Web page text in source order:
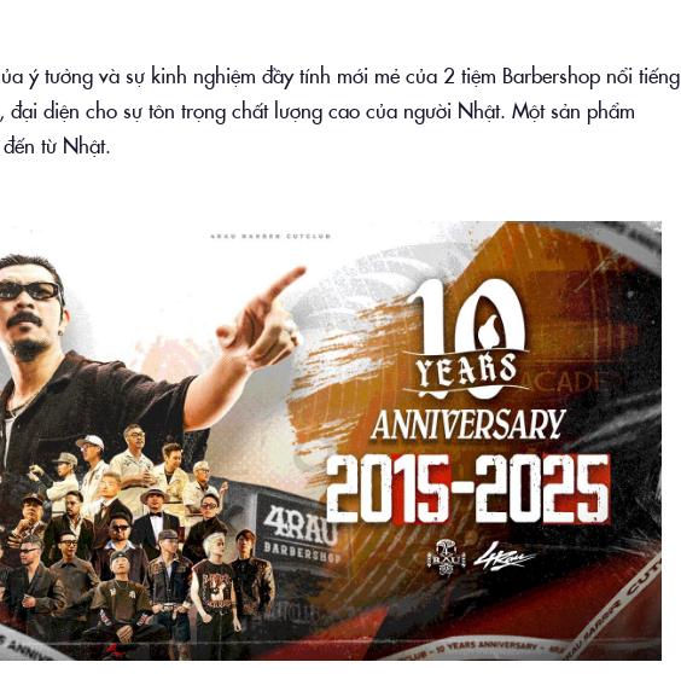
ý tưởng và sự kinh nghiệm đầy tính mới mẻ của 2 tiệm Barbershop nổi tiếng
đại diện cho sự tôn trọng chất lượng cao của người Nhật. Một sản phẩm
từ Nhật.